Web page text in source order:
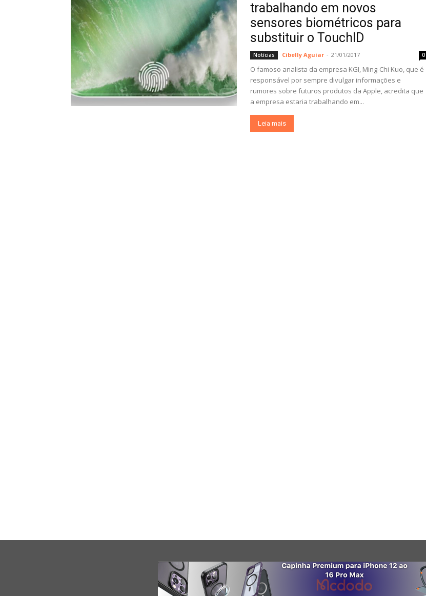
trabalhando em novos
sensores biométricos para
substituir o TouchID
Notícias Cibelly Aguiar - 21/01/2017 0
O famoso analista da empresa KGI, Ming-Chi Kuo, que é
responsável por sempre divulgar informações e
rumores sobre futuros produtos da Apple, acredita que
a empresa estaria trabalhando em...
Leia mais